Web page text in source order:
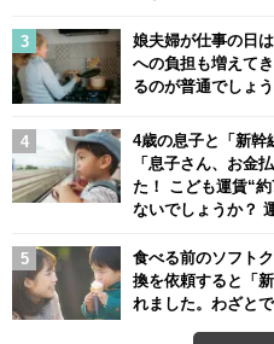
娘夫婦が仕事の日
への負担も増えて
るのが普通でしょう
4歳の息子と「新幹
「息子さん、お金
た！ こども運賃“
ないでしょうか？
食べる前のソフト
換を依頼すると「
れました。わざと